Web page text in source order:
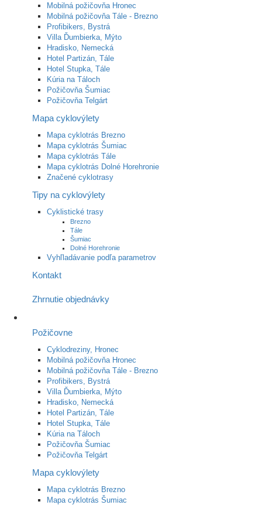
Mobilná požičovňa Hronec
Mobilná požičovňa Tále - Brezno
Profibikers, Bystrá
Villa Ďumbierka, Mýto
Hradisko, Nemecká
Hotel Partizán, Tále
Hotel Stupka, Tále
Kúria na Táloch
Požičovňa Šumiac
Požičovňa Telgárt
Mapa cyklovýlety
Mapa cyklotrás Brezno
Mapa cyklotrás Šumiac
Mapa cyklotrás Tále
Mapa cyklotrás Dolné Horehronie
Značené cyklotrasy
Tipy na cyklovýlety
Cyklistické trasy
Brezno
Tále
Šumiac
Dolné Horehronie
Vyhľladávanie podľa parametrov
Kontakt
Zhrnutie objednávky
Požičovne
Cyklodreziny, Hronec
Mobilná požičovňa Hronec
Mobilná požičovňa Tále - Brezno
Profibikers, Bystrá
Villa Ďumbierka, Mýto
Hradisko, Nemecká
Hotel Partizán, Tále
Hotel Stupka, Tále
Kúria na Táloch
Požičovňa Šumiac
Požičovňa Telgárt
Mapa cyklovýlety
Mapa cyklotrás Brezno
Mapa cyklotrás Šumiac